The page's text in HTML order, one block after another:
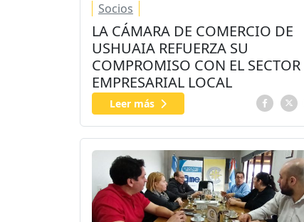
Socios
LA CÁMARA DE COMERCIO DE
USHUAIA REFUERZA SU
COMPROMISO CON EL SECTOR
EMPRESARIAL LOCAL
Leer más